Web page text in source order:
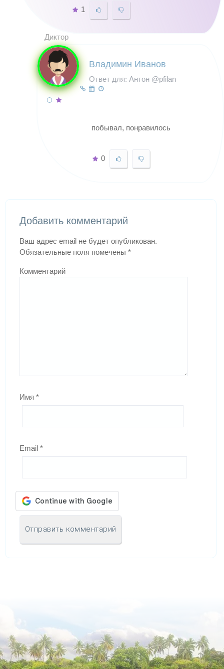
1
Диктор
Владимин Иванов
Ответ для: Антон @pfilan
побывал, понравилось
0
Добавить комментарий
Ваш адрес email не будет опубликован.
Обязательные поля помечены *
Комментарий
Имя *
Email *